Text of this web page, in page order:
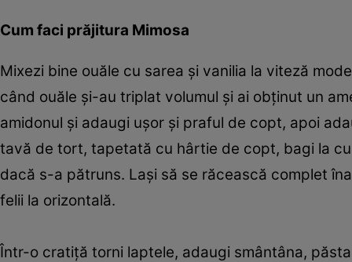
Cum faci prăjitura Mimosa
Mixezi bine ouăle cu sarea și vanilia la viteză
când ouăle și-au triplat volumul și ai obținut un
amidonul și adaugi ușor și praful de copt, apoi
tavă de tort, tapetată cu hârtie de copt, bagi la
dacă s-a pătruns. Lași să se răcească complet
felii la orizontală.
Într-o cratiță torni laptele, adaugi smântâna,